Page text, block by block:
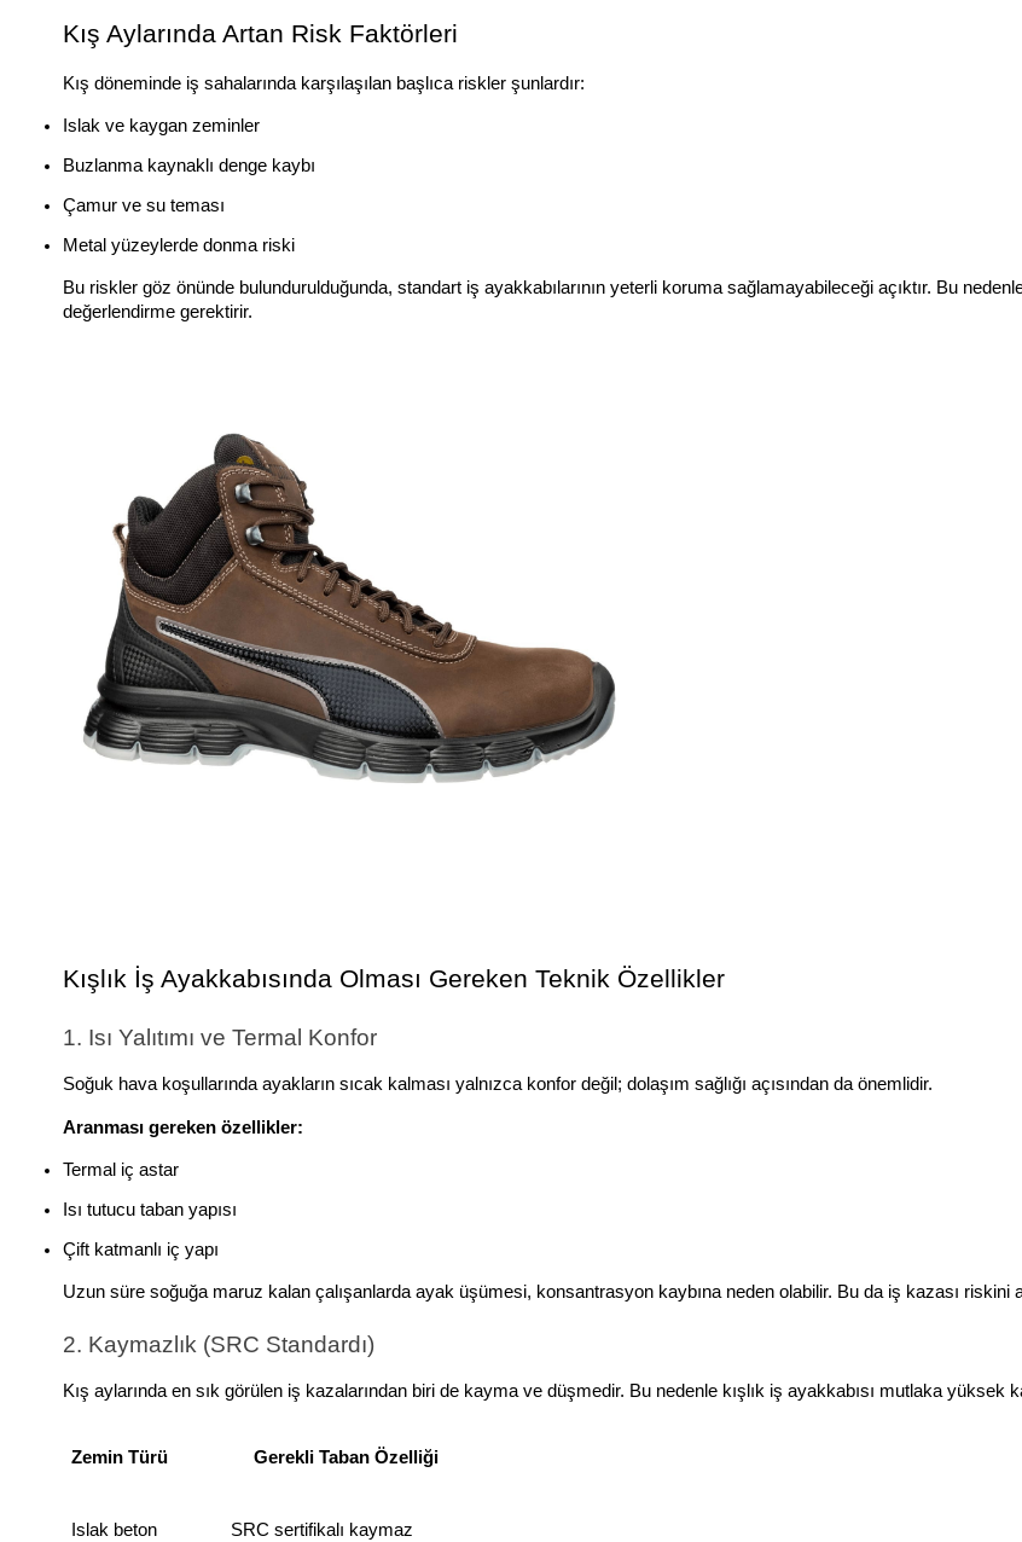
Kış Aylarında Artan Risk Faktörleri
Kış döneminde iş sahalarında karşılaşılan başlıca riskler şunlardır:
Islak ve kaygan zeminler
Buzlanma kaynaklı denge kaybı
Çamur ve su teması
Metal yüzeylerde donma riski
Bu riskler göz önünde bulundurulduğunda, standart iş ayakkabılarının yeterli koruma sağlamayabileceği açıktır. Bu
değerlendirme gerektirir.
Kışlık İş Ayakkabısında Olması Gereken Teknik Özellikler
1. Isı Yalıtımı ve Termal Konfor
Soğuk hava koşullarında ayakların sıcak kalması yalnızca konfor değil; dolaşım sağlığı açısından da önemlidir.
Aranması gereken özellikler:
Termal iç astar
Isı tutucu taban yapısı
Çift katmanlı iç yapı
Uzun süre soğuğa maruz kalan çalışanlarda ayak üşümesi, konsantrasyon kaybına neden olabilir. Bu da iş kazası riskini
2. Kaymazlık (SRC Standardı)
Kış aylarında en sık görülen iş kazalarından biri de kayma ve düşmedir. Bu nedenle kışlık iş ayakkabısı mutlaka yüksek
Zemin Türü Gerekli Taban Özelliği
Islak beton
SRC sertifikalı kaymaz